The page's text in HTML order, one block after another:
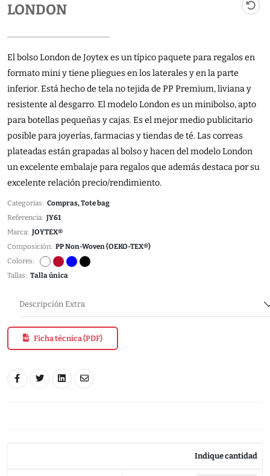
LONDON
El bolso London de Joytex es un típico paquete para regalos en
formato mini y tiene pliegues en los laterales y en la parte
inferior. Está hecho de tela no tejida de PP Premium, liviana y
resistente al desgarro. El modelo London es un minibolso, apto
para botellas pequeñas y cajas. Es el mejor medio publicitario
posible para joyerías, farmacias y tiendas de té. Las correas
plateadas están grapadas al bolso y hacen del modelo London
un excelente embalaje para regalos que además destaca por su
excelente relación precio/rendimiento.
Categorias: Compras, Tote bag
Referencia: JY61
Marca: JOYTEX®
Composición: PP Non-Woven (OEKO-TEX®)
Colores:
Tallas: Talla única
Descripción Extra
Ficha técnica (PDF)
Indique cantidad